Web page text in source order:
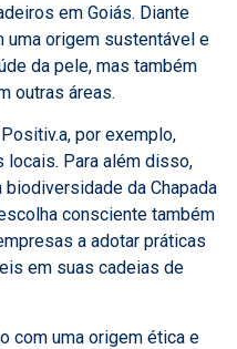
em Goiás. Diante
uma origem sustentável e
da pele, mas também
outras áreas.
por exemplo,
locais. Para além disso,
da Chapada
consciente também
a adotar práticas
em suas cadeias de
com uma origem ética e